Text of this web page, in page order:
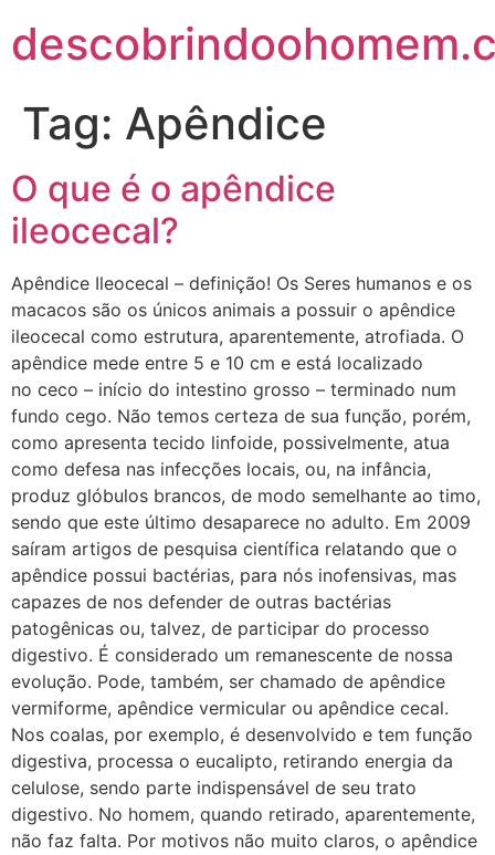
Tag: Apêndice
O que é o apêndice
ileocecal?
Apêndice Ileocecal – definição! Os Seres humanos e os
macacos são os únicos animais a possuir o apêndice
ileocecal como estrutura, aparentemente, atrofiada. O
apêndice mede entre 5 e 10 cm e está localizado
no ceco – início do intestino grosso – terminado num
fundo cego. Não temos certeza de sua função, porém,
como apresenta tecido linfoide, possivelmente, atua
como defesa nas infecções locais, ou, na infância,
produz glóbulos brancos, de modo semelhante ao timo,
sendo que este último desaparece no adulto. Em 2009
saíram artigos de pesquisa científica relatando que o
apêndice possui bactérias, para nós inofensivas, mas
capazes de nos defender de outras bactérias
patogênicas ou, talvez, de participar do processo
digestivo. É considerado um remanescente de nossa
evolução. Pode, também, ser chamado de apêndice
vermiforme, apêndice vermicular ou apêndice cecal.
Nos coalas, por exemplo, é desenvolvido e tem função
digestiva, processa o eucalipto, retirando energia da
celulose, sendo parte indispensável de seu trato
digestivo. No homem, quando retirado, aparentemente,
não faz falta. Por motivos não muito claros, o apêndice